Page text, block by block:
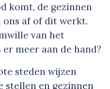
komt, de gezinnen
ons af of dit werkt.
van het
meer aan de hand?
steden wijzen
stellen en gezinnen